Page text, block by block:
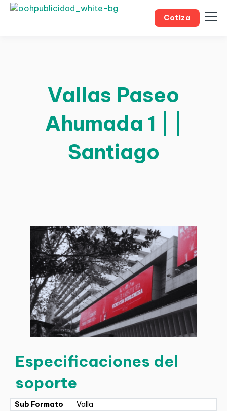
Cotiza
Vallas Paseo
Ahumada 1 | |
Santiago
Especificaciones del
soporte
Sub Formato
Valla